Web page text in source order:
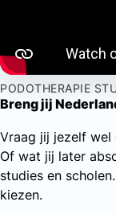
PODOTHERAPIE
Breng jij
Vraag jij jezelf wel
Of wat jij later
studies en
kiezen.